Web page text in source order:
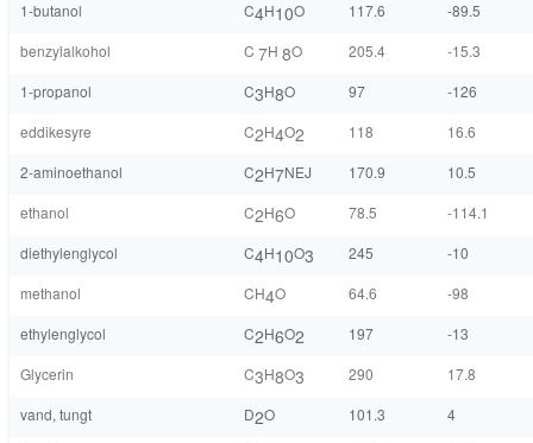
1-butanol
C4H10O 117.6
-89.5
benzylalkohol
C 7H 8O 205.4
-15.3
1-propanol
C3H8O 97
-126
eddikesyre
C2H4O2 118
16.6
2-aminoethanol
C2H7NEJ 170.9
10.5
ethanol
C2H6O 78.5
-114.1
diethylenglycol
C4H10O3 245
-10
methanol
CH4O 64.6
-98
ethylenglycol
C2H6O2 197
-13
Glycerin
C3H8O3 290
17.8
vand, tungt
D2O 101.3
4